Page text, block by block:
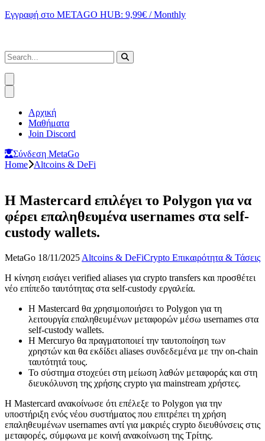
Εγγραφή στο METAGO HUB: 9,99€ / Monthly
Αρχική
Μαθήματα
Join Discord
Σύνδεση MetaGo
Home
Altcoins & DeFi
Η Mastercard επιλέγει το Polygon για να
φέρει επαληθευμένα usernames στα self-
custody wallets.
MetaGo 18/11/2025 Altcoins & DeFiCrypto Επικαιρότητα & Τάσεις
Η κίνηση εισάγει verified aliases για crypto transfers και προσθέτει
νέο επίπεδο ταυτότητας στα self-custody εργαλεία.
Η Mastercard θα χρησιμοποιήσει το Polygon για τη
λειτουργία επαληθευμένων μεταφορών μέσω usernames στα
self-custody wallets.
Η Mercuryo θα πραγματοποιεί την ταυτοποίηση των
χρηστών και θα εκδίδει aliases συνδεδεμένα με την on-chain
ταυτότητά τους.
Το σύστημα στοχεύει στη μείωση λαθών μεταφοράς και στη
διευκόλυνση της χρήσης crypto για mainstream χρήστες.
Η Mastercard ανακοίνωσε ότι επέλεξε το Polygon για την
υποστήριξη ενός νέου συστήματος που επιτρέπει τη χρήση
επαληθευμένων usernames αντί για μακριές crypto διευθύνσεις στις
μεταφορές, σύμφωνα με κοινή ανακοίνωση της Τρίτης.